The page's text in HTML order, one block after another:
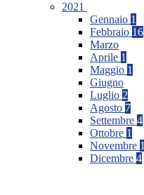
2021
Gennaio 1
Febbraio 16
Marzo
Aprile 1
Maggio 1
Giugno
Luglio 2
Agosto 7
Settembre 4
Ottobre 1
Novembre 1
Dicembre 4